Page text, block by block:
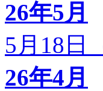
26年5月
5月18日
26年4月